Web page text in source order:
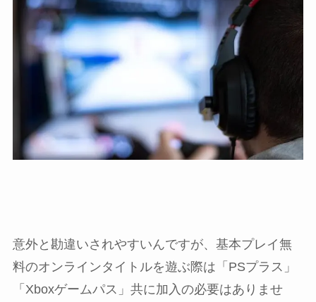
意外と勘違いされやすいんですが、基本プレイ無
料のオンラインタイトルを遊ぶ際は「PSプラス」
「Xboxゲームパス」共に加入の必要はありませ